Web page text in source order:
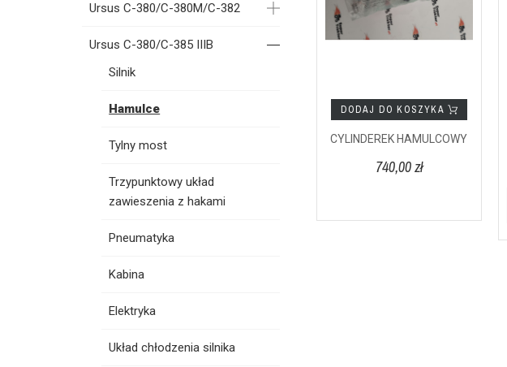
Ursus C-380/C-380M/C-382
Ursus C-380/C-385 IIIB
Silnik
Hamulce
Tylny most
Trzypunktowy układ
zawieszenia z hakami
Pneumatyka
Kabina
Elektryka
Układ chłodzenia silnika
DODAJ DO KOSZYKA
CYLINDEREK HAMULCOWY
740,00 zł